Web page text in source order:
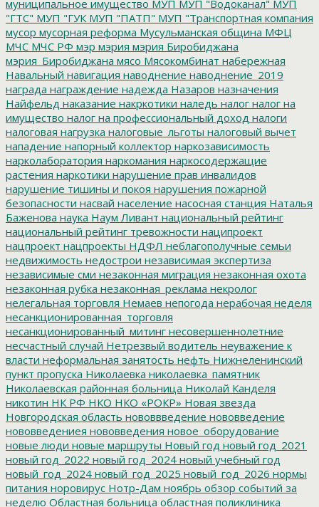
муниципальное имущество МУП МУП "Водоканал" МУП
"ГТС" МУП "ГУК МУП "ПАТП" МУП "Транспортная компания
мусор мусорная реформа Мусульманская община МФЦ
МЧС МЧС РФ мэр мэрия мэрия Биробиджана
мэрия_Биробиджана мясо Мясокомбинат набережная
Навальный навигация наводнение наводнение_2019
награда награждение надежда Назаров назначения
Найфельд наказание накркотики наледь налог налог на
имущество налог на профессиональный доход налоги
налоговая нагрузка налоговые_льготы налоговый вычет
нападение напорный коллектор наркозависимость
нарколаборатория наркомания наркосодержащие
растения наркотики нарушение прав инвалидов
нарушение тишины и покоя нарушения пожарной
безопасности насвай население насосная станция Наталья
Баженова наука Наум Ливант национальный рейтинг
национальный рейтинг тревожности наципроект
нацпроект нацпроекты НДФЛ неблагополучные семьи
недвижимость недострои независимая экспертиза
независимые сми незаконная миграция незаконная охота
незаконная рубка незаконная_реклама некролог
нелегальная торговля Немаев непогода нерабочая неделя
несанкционированная_торговля
несанкционированный_митинг несовершеннолетние
несчастный случай Нетрезвый водитель неуважение к
власти неформальная занятость нефть Нижнеленинский
пункт пропуска Николаевка николаевка_памятник
Николаевская районная больница Николай Канделя
никотин НК РФ НКО НКО «РОКР» Новая звезда
Новгородская область нововвведение нововведение
нововведениея нововведения новое_оборудование
новые люди новые маршруты Новый год новый год_2021
новый год_2022 новый год_2024 новый учебный год
новый_год_2024 новый_год_2025 новый_год_2026 нормы
питания норовирус Нотр-Дам ноябрь обзор событий за
неделю Областная больница областная поликлиника